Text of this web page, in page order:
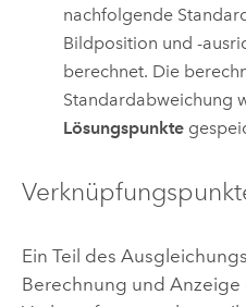
nachfolgende
Bildposition und -
berechnet. Die
Standardabweichung
Lösungspunkte
Ein Teil des
Berechnung und Anzeige